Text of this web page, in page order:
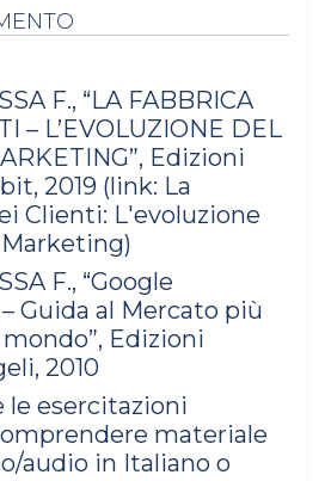
F., “LA FABBRICA
– L’EVOLUZIONE DEL
Edizioni
2019 (link: La
Clienti: L'evoluzione
)
F., “Google
Guida al Mercato più
Edizioni
2010
le esercitazioni
materiale
audio in Italiano o